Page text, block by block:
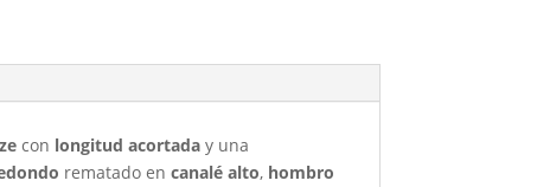
con longitud acortada y una
rematado en canalé alto, hombro